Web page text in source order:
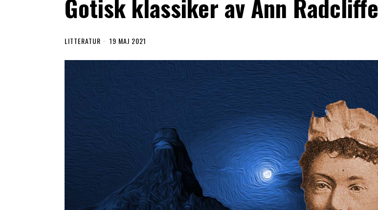
Gotisk klassiker av Ann Radcliffe
LITTERATUR 19 MAJ 2021